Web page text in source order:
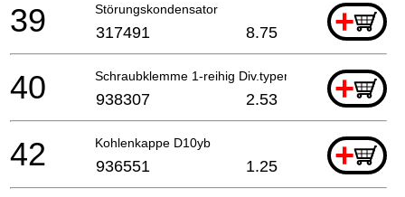
Störungskondensator +
39 317491 8.75
Schraubklemme 1-reihig Div.typen Till 10.1999 For
+
40 938307 2.53
Kohlenkappe D10yb +
42 936551 1.25